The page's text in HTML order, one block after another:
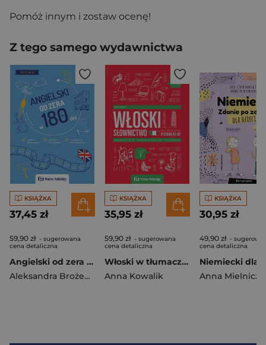
Pomóż innym i zostaw ocenę!
Z tego samego wydawnictwa
KSIĄŻKA
37,45 zł
59,90 zł - sugerowana
cena detaliczna
Angielski od zera w 180 dni
Aleksandra Brożek-Sala
KSIĄŻKA
35,95 zł
59,90 zł - sugerowana
cena detaliczna
Włoski w tłumaczeniach. Słownictwo 2. Poziom B1-B2
Anna Kowalik
KSIĄŻKA
30,95 zł
49,90 zł -
cena detaliczna
Anna